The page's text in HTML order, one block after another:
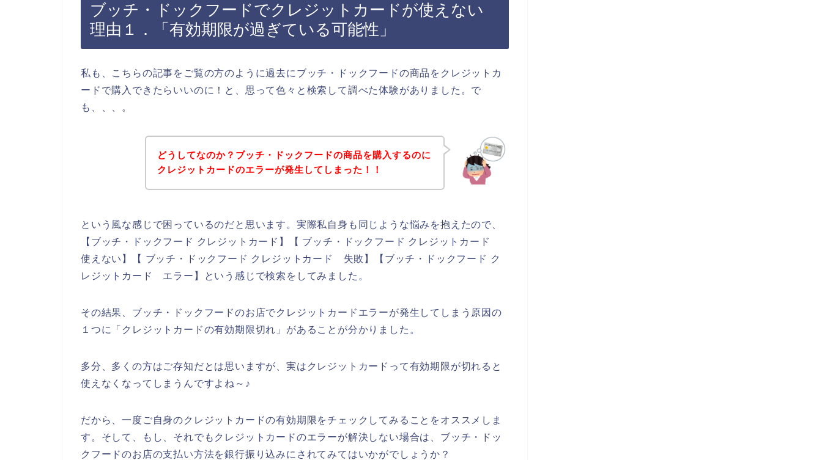
ブッチ・ドックフードでクレジットカードが使えない
理由１．「有効期限が過ぎている可能性」
私も、こちらの記事をご覧の方のように過去にブッチ・ドックフードの商品をクレジットカ
ードで購入できたらいいのに！と、思って色々と検索して調べた体験がありました。で
も、、、。
どうしてなのか？ブッチ・ドックフードの商品を購入するのに
クレジットカードのエラーが発生してしまった！！
という風な感じで困っているのだと思います。実際私自身も同じような悩みを抱えたので、
【ブッチ・ドックフード クレジットカード】【 ブッチ・ドックフード クレジットカード
使えない】【 ブッチ・ドックフード クレジットカード 失敗】【ブッチ・ドックフード ク
レジットカード エラー】という感じで検索をしてみました。
その結果、ブッチ・ドックフードのお店でクレジットカードエラーが発生してしまう原因の
１つに「クレジットカードの有効期限切れ」があることが分かりました。
多分、多くの方はご存知だとは思いますが、実はクレジットカードって有効期限が切れると
使えなくなってしまうんですよね～♪
だから、一度ご自身のクレジットカードの有効期限をチェックしてみることをオススメしま
す。そして、もし、それでもクレジットカードのエラーが解決しない場合は、ブッチ・ドッ
クフードのお店の支払い方法を銀行振り込みにされてみてはいかがでしょうか？